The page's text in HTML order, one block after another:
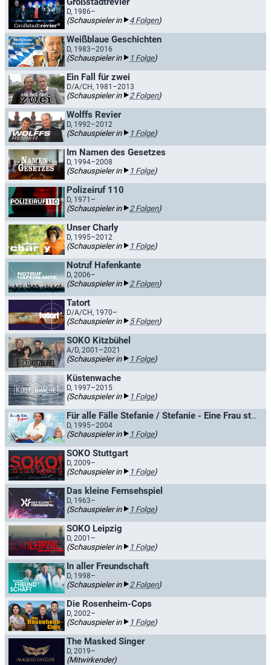
D, 1986–
(Schauspieler in 4 Folgen)
Weißblaue Geschichten
D, 1983–2016
(Schauspieler in 1 Folge)
Ein Fall für zwei
D/A/CH, 1981–2013
(Schauspieler in 2 Folgen)
Wolffs Revier
D, 1992–2012
(Schauspieler in 1 Folge)
Im Namen des Gesetzes
D, 1994–2008
(Schauspieler in 1 Folge)
Polizeiruf 110
D, 1971–
(Schauspieler in 2 Folgen)
Unser Charly
D, 1995–2012
(Schauspieler in 1 Folge)
Notruf Hafenkante
D, 2006–
(Schauspieler in 2 Folgen)
Tatort
D/A/CH, 1970–
(Schauspieler in 5 Folgen)
SOKO Kitzbühel
A/D, 2001–2021
(Schauspieler in 1 Folge)
Küstenwache
D, 1997–2015
(Schauspieler in 1 Folge)
Für alle Fälle Stefanie / Stefanie - Eine Frau startet durch
D, 1995–2004
(Schauspieler in 1 Folge)
SOKO Stuttgart
D, 2009–
(Schauspieler in 1 Folge)
Das kleine Fernsehspiel
D, 1963–
(Schauspieler in 1 Folge)
SOKO Leipzig
D, 2001–
(Schauspieler in 1 Folge)
In aller Freundschaft
D, 1998–
(Schauspieler in 2 Folgen)
Die Rosenheim-Cops
D, 2002–
(Schauspieler in 1 Folge)
The Masked Singer
D, 2019–
(Mitwirkender)